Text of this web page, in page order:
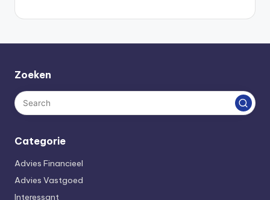
Zoeken
Categorie
Advies Financieel
Advies Vastgoed
Interessant